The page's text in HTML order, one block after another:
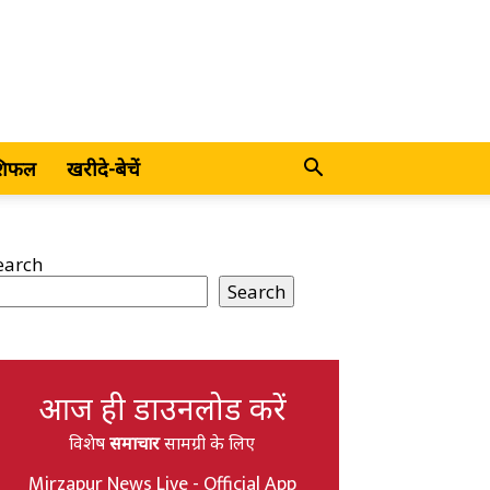
खरीदे-बेचें
Search
आज ही डाउनलोड करें
विशेषसमाचारसामग्री के लिए